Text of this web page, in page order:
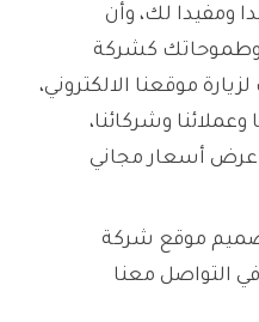
ومفيدا لك، وأن
كشركة
موقعنا الالكتروني،
وشركائنا،
عرض أسعار مجاني
موقع شركة
التواصل معنا